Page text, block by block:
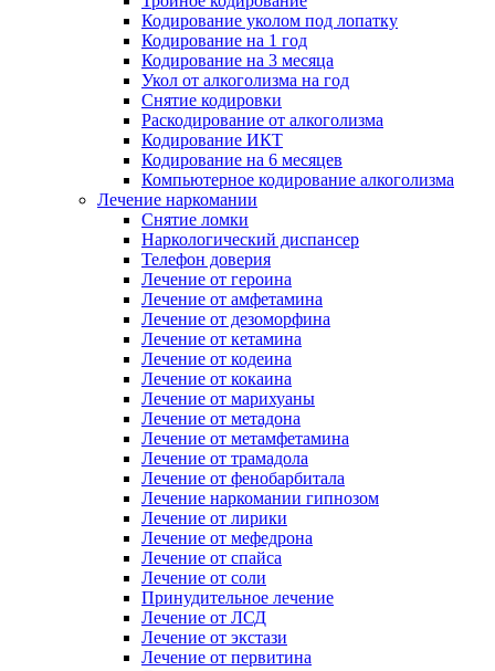
Кодирование уколом под лопатку
Кодирование на 1 год
Кодирование на 3 месяца
Укол от алкоголизма на год
Снятие кодировки
Раскодирование от алкоголизма
Кодирование ИКТ
Кодирование на 6 месяцев
Компьютерное кодирование алкоголизма
Лечение наркомании
Снятие ломки
Наркологический диспансер
Телефон доверия
Лечение от героина
Лечение от амфетамина
Лечение от дезоморфина
Лечение от кетамина
Лечение от кодеина
Лечение от кокаина
Лечение от марихуаны
Лечение от метадона
Лечение от метамфетамина
Лечение от трамадола
Лечение от фенобарбитала
Лечение наркомании гипнозом
Лечение от лирики
Лечение от мефедрона
Лечение от спайса
Лечение от соли
Принудительное лечение
Лечение от ЛСД
Лечение от экстази
Лечение от первитина